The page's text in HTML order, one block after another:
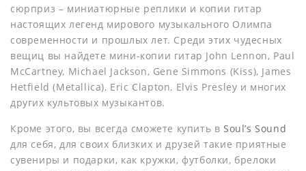
сюрприз – миниатюрные реплики и копии гитар
настоящих легенд мирового музыкального Олимпа
современности и прошлых лет. Среди этих чудесных
вещиц вы найдете мини-копии гитар John Lennon, Paul
McCartney, Michael Jackson, Gene Simmons (Kiss), James
Hetfield (Metallica), Eric Clapton, Elvis Presley и многих
других культовых музыкантов.
Кроме этого, вы всегда сможете купить в Soul’s Sound
для себя, для своих близких и друзей такие приятные
сувениры и подарки, как кружки, футболки, брелоки